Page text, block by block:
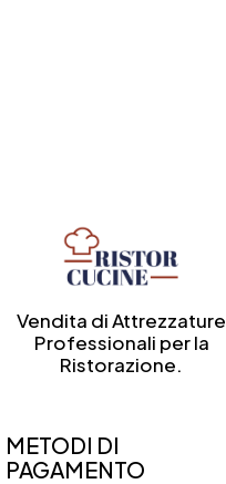
Vendita di Attrezzature
Professionali per la
Ristorazione.
METODI DI
PAGAMENTO